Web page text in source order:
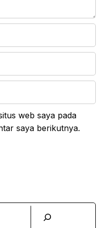
web saya pada
saya berikutnya.